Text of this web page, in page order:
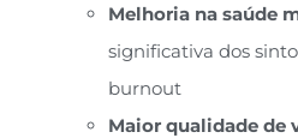
Melhoria na saúde
significativa dos
burnout
Maior qualidade de